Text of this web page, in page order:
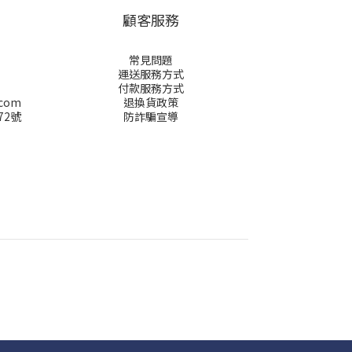
號
顧客服務
常見問題
運送服務方式
付款服務方式
退換貨政策
防詐騙宣導